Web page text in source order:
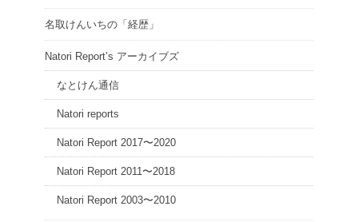
名取けんいちの「経歴」
Natori Report’s アーカイブズ
なとけん通信
Natori reports
Natori Report 2017〜2020
Natori Report 2011〜2018
Natori Report 2003〜2010